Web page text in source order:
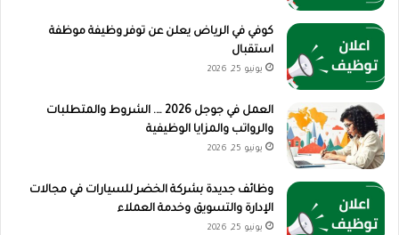
كوفي في الرياض يعلن عن توفر وظيفة موظفة
استقبال
يونيو 25, 2026
العمل في جوجل 2026 …. الشروط والمتطلبات
والرواتب والمزايا الوظيفية
يونيو 25, 2026
وظائف جديدة بشركة الخضر للسيارات في مجالات
الإدارة والتسويق وخدمة العملاء
يونيو 25, 2026